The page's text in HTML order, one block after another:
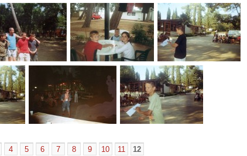
«4 5 6 7 8 9 10 11 12